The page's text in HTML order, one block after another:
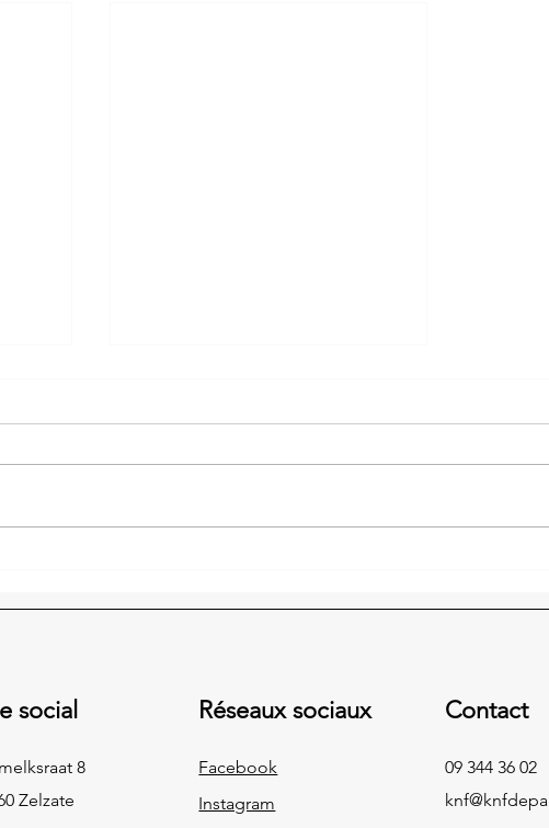
social
8
Zelzate
Réseaux sociaux
Facebook
Instagram
Contact
09 344 36 02